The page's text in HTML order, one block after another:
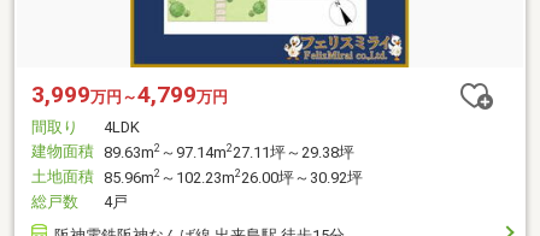
3,999万円～4,799万円
間取り
4LDK
建物面積 89.63m2 ～97.14m227.11坪～29.38坪
土地面積 85.96m2 ～102.23m226.00坪～30.92坪
総戸数
4戸